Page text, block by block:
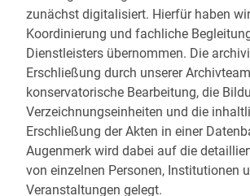
zunächst digitalisiert. Hierfür haben
Koordinierung und fachliche
Dienstleisters übernommen. Die
Erschließung durch unserer
konservatorische Bearbeitung, die
Verzeichnungseinheiten und die
Erschließung der Akten in einer
Augenmerk wird dabei auf die
von einzelnen Personen, Institutionen
Veranstaltungen gelegt.